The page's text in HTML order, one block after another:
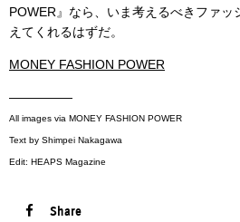
POWER』なら、いま考えるべきファッ
えてくれるはずだ。
MONEY FASHION POWER
—————
All images via MONEY FASHION POWER
Text by Shimpei Nakagawa
Edit: HEAPS Magazine
Share